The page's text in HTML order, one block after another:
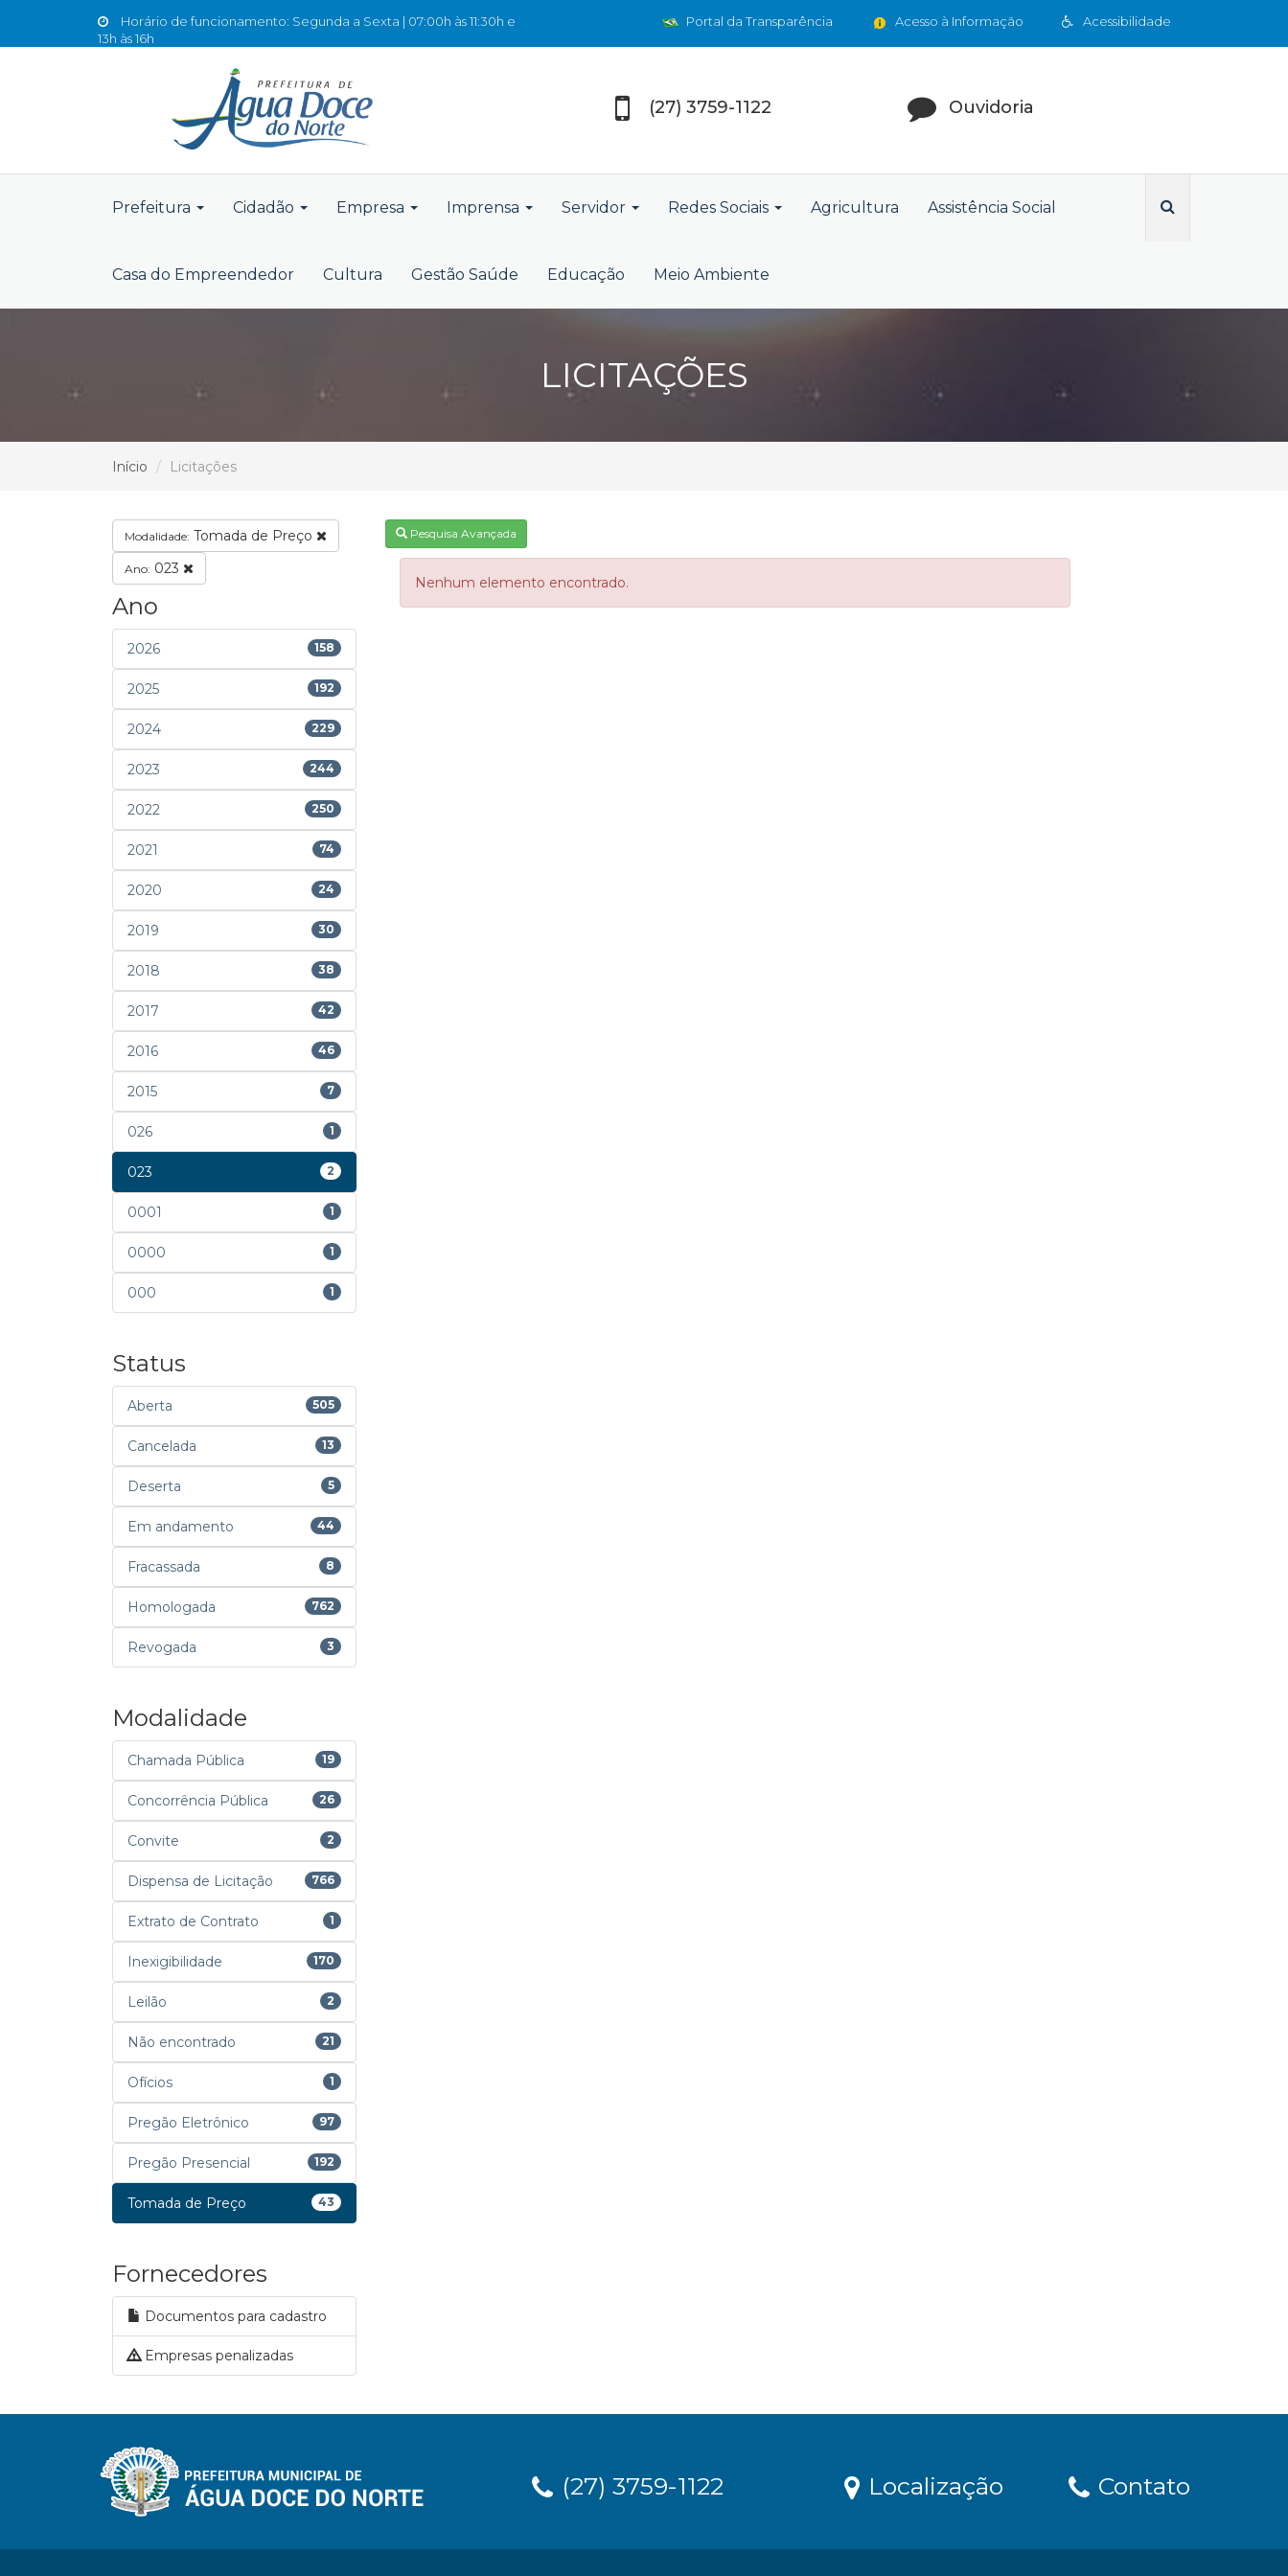
Horário de funcionamento: Segunda a Sexta | 07:00h às 11:30h e
13h às 16h
Acessibilidade
Acesso à Informação
Portal da Transparência
(27) 3759-1122 Ouvidoria
Prefeitura Cidadão Empresa Imprensa Servidor Redes Sociais Agricultura Assistência Social
Casa do Empreendedor Cultura Gestão Saúde Educação Meio Ambiente
LICITAÇÕES
Início Licitações
Modalidade: Tomada de Preço
Ano: 023
Ano
2026 158
2025 192
2024 229
2023 244
2022 250
2021 74
2020 24
2019 30
2018 38
2017 42
2016 46
2015 7
026 1
023 2
0001 1
0000 1
000 1
Status
Aberta 505
Cancelada 13
Deserta 5
Em andamento 44
Fracassada 8
Homologada 762
Revogada 3
Modalidade
Chamada Pública 19
Concorrência Pública 26
Convite 2
Dispensa de Licitação 766
Extrato de Contrato 1
Inexigibilidade 170
Leilão 2
Não encontrado 21
Ofícios 1
Pregão Eletrônico 97
Pregão Presencial 192
Tomada de Preço 43
Fornecedores
Documentos para cadastro
Empresas penalizadas
Pesquisa Avançada
Nenhum elemento encontrado.
(27) 3759-1122 Localização Contato